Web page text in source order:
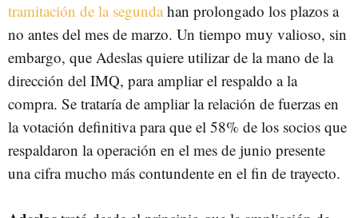
tramitación de la segundahan prolongado los plazos a
no antes del mes de marzo. Un tiempo muy valioso, sin
embargo, que Adeslas quiere utilizar de la mano de la
dirección del IMQ, para ampliar el respaldo a la
compra. Se trataría de ampliar la relación de fuerzas en
la votación definitiva para que el 58% de los socios que
respaldaron la operación en el mes de junio presente
una cifra mucho más contundente en el fin de trayecto.